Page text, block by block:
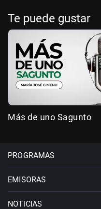
Te puede gustar
Más de uno Sagunto
PROGRAMAS
EMISORAS
NOTICIAS